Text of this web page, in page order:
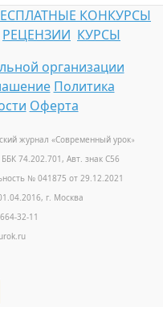
КОНКУРСЫ
РЕЦЕНЗИИ КУРСЫ
организации
Политика
Оферта
журнал «Современный урок»
74.202.701, Авт. знак С56
№ 041875 от 29.12.2021
г. Москва
32-11